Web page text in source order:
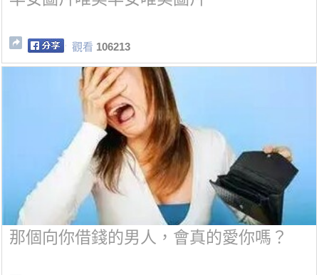
觀看 106213
那個向你借錢的男人，會真的愛你嗎？